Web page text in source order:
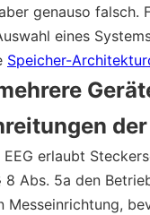
genauso falsch.
eines
Speicher-
EEG erlaubt
8 Abs. 5a den
Messeinrichtung,